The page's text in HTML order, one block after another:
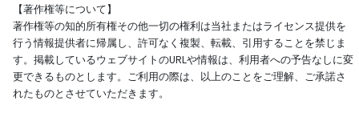
【著作権等について】
著作権等の知的所有権その他一切の権利は当社またはライセンス提供を
行う情報提供者に帰属し、許可なく複製、転載、引用することを禁じま
す。掲載しているウェブサイトのURLや情報は、利用者への予告なしに変
更できるものとします。ご利用の際は、以上のことをご理解、ご承諾さ
れたものとさせていただきます。